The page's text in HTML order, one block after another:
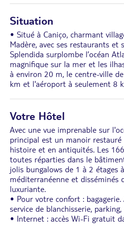
Situation
• Situé à Caniço, charmant
Madère, avec ses restaurants et
Splendida surplombe l’océan
magnifique sur la mer et les
à environ 20 m, le centre-ville
km et l'aéroport à seulement 8
Votre Hôtel
Avec une vue imprenable sur
principal est un manoir restauré
histoire et en antiquités. Les
toutes réparties dans le
jolis bungalows de 1 à 2 étages
méditerranéenne et disséminés
luxuriante.
• Pour votre confort :
service de blanchisserie,
• Internet : accès Wi-Fi gratuit